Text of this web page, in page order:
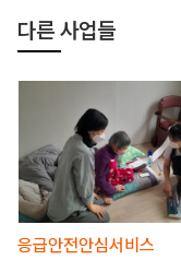
다른 사업들
응급안전안심서비스